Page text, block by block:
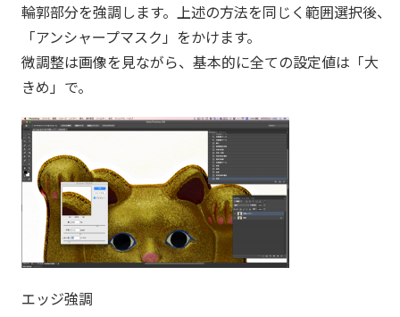
輪郭部分を強調します。上述の方法を同じく範囲選択後、
「アンシャープマスク」をかけます。
微調整は画像を見ながら、基本的に全ての設定値は「大
きめ」で。
エッジ強調